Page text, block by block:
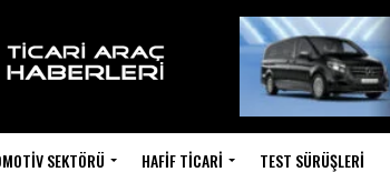
SEKTÖRÜ HAFIF TICARI TEST SÜRÜŞLERI